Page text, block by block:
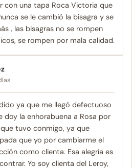
con una tapa Roca Victoria que
se le cambió la bisagra y se
, las bisagras no se rompen
se rompen por mala calidad.
ya que me llegó defectuoso
doy la enhorabuena a Rosa por
tuvo conmigo, ya que
que yo por cambiarme el
como clienta. Esa alegría es
Yo soy clienta del Leroy,